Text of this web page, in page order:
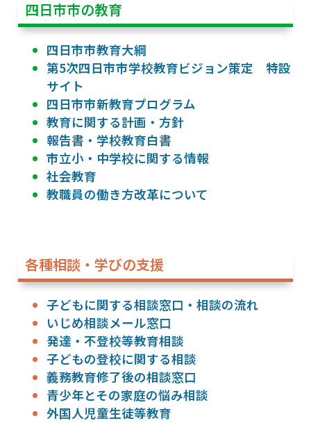
四日市市の教育
四日市市教育大綱
第5次四日市市学校教育ビジョン策定 特設
サイト
四日市市新教育プログラム
教育に関する計画・方針
報告書・学校教育白書
市立小・中学校に関する情報
社会教育
教職員の働き方改革について
各種相談・学びの支援
子どもに関する相談窓口・相談の流れ
いじめ相談メール窓口
発達・不登校等教育相談
子どもの登校に関する相談
義務教育修了後の相談窓口
青少年とその家庭の悩み相談
外国人児童生徒等教育